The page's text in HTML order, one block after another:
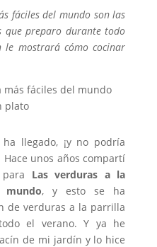
fáciles del mundo son las
preparo durante todo
le mostrará cómo cocinar
llegado, ¡y no podría
unos años compartí
Las verduras a la
, y esto se ha
de verduras a la parrilla
el verano. Y ya he
de mi jardín y lo hice